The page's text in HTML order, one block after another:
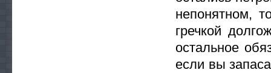
непонятном,
гречкой
остальное
если вы